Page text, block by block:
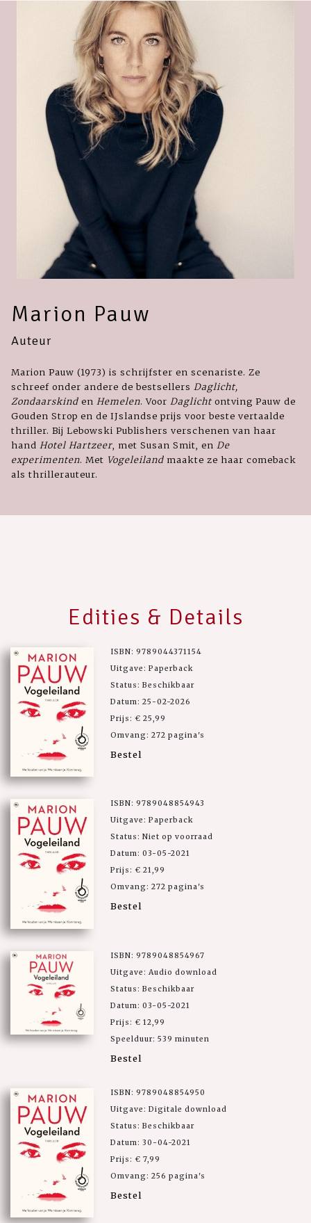
Marion Pauw
Auteur
Marion Pauw (1973) is schrijfster en scenariste. Ze
schreef onder andere de bestsellers Daglicht,
Zondaarskind en Hemelen. Voor Daglichtontving Pauw de
Gouden Strop en de IJslandse prijs voor beste vertaalde
thriller. Bij Lebowski Publishers verschenen van haar
hand Hotel Hartzeer , met Susan Smit, en De
experimenten. Met Vogeleiland maakte ze haar comeback
als thrillerauteur.
Edities & Details
ISBN: 9789044371154
Uitgave: Paperback
Status: Beschikbaar
Datum: 25-02-2026
Prijs: € 25,99
Omvang: 272 pagina's
Bestel
ISBN: 9789048854943
Uitgave: Paperback
Status: Niet op voorraad
Datum: 03-05-2021
Prijs: € 21,99
Omvang: 272 pagina's
Bestel
ISBN: 9789048854967
Uitgave: Audio download
Status: Beschikbaar
Datum: 03-05-2021
Prijs: € 12,99
Speelduur: 539 minuten
Bestel
ISBN: 9789048854950
Uitgave: Digitale download
Status: Beschikbaar
Datum: 30-04-2021
Prijs: € 7,99
Omvang: 256 pagina's
Bestel